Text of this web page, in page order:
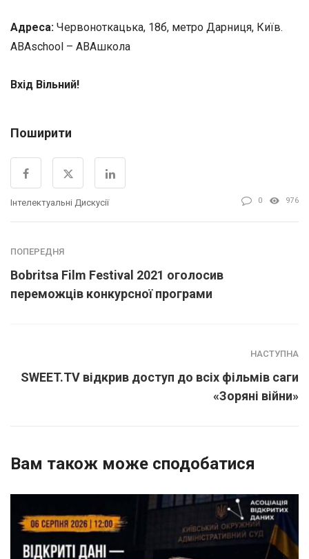
Адреса: Червоноткацька, 18б, метро Дарниця, Київ.
ABAschool – AВАшкола
Вхід Вільний!
Поширити
Інтелектуальні Дискусії 0 976
ПОПЕРЕДНЯ
Bobritsa Film Festival 2021 оголосив
переможців конкурсної програми
НАСТУПНА
SWEET.TV відкрив доступ до всіх фільмів саги
«Зоряні війни»
Вам також може сподобатися